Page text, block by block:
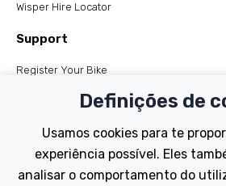
Wisper Hire Locator
Support
Register Your Bike
Tutorials
Electric Bikes
Definições de
Usamos cookies para te
experiência possível. Eles
analisar o comportamento do